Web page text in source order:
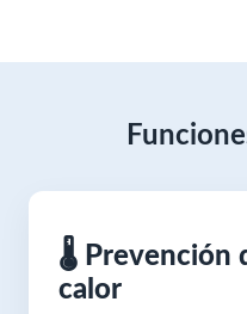
🌡 Prevención
calor